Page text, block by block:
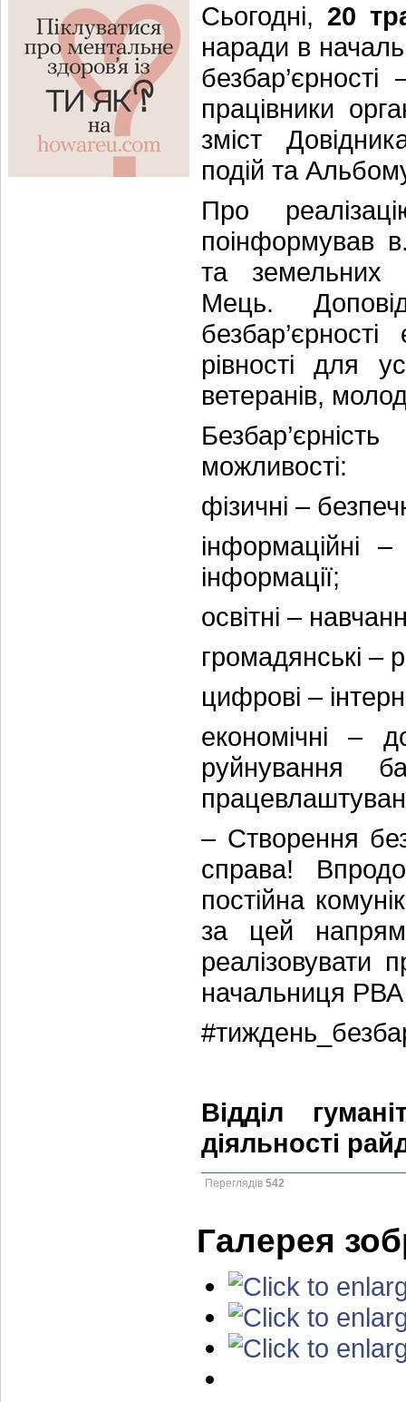
Сьогодні, 20
наради в
працівники
зміст
подій та
Про
поінформував
та земельних
Мець.
рівності для
ветеранів,
можливості:
фізичні –
інформаційні
інформації;
освітні –
громадянські –
цифрові –
економічні –
руйнування
– Створення
справа!
постійна
за цей
реалізовувати
начальниця
Відділ
діяльності
Переглядів 542
Галерея